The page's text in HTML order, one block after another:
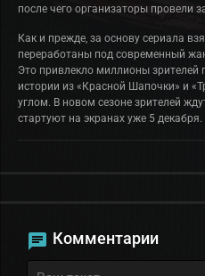
после чего организаторы провели
Как и прежде, за основу сериала
переработаны под современный
Это привлекло миллионы зрителей
истории из «Красной Шапочки» и
углом. В новом сезоне зрителей
стартуют на экранах уже 5 декабря.
Комментарии